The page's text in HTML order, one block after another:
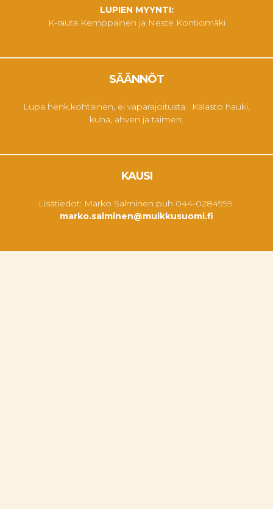
LUPIEN MYYNTI:
K-rauta Kemppainen ja Neste Kontiomäki
SÄÄNNÖT
Lupa henk.kohtainen, ei vaparajoitusta. Kalasto hauki,
kuha, ahven ja taimen.
KAUSI
Lisätiedot: Marko Salminen puh 044-0284999
marko.salminen@muikkusuomi.fi